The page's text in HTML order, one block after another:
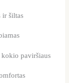
ir šiltas
kokio paviršiaus